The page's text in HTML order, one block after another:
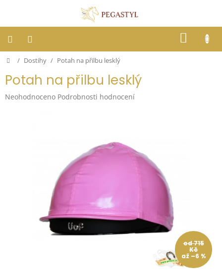
KOŠÍK
Dostihy
Domů
/ Dostihy / Potah na přilbu lesklý
Potah na přilbu lesklý
Průměrné
Neohodnoceno Podrobnosti hodnocení
od 715
Kč
až –6 %